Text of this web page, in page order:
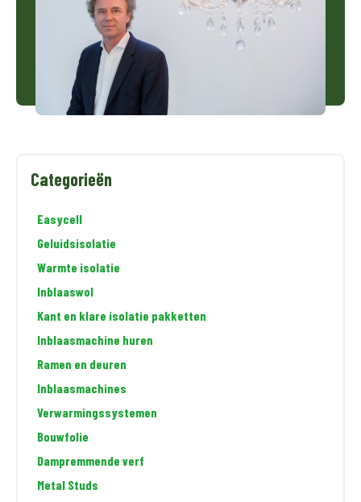
Categorieën
Easycell
Geluidsisolatie
Warmte isolatie
Inblaaswol
Kant en klare isolatie pakketten
Inblaasmachine huren
Ramen en deuren
Inblaasmachines
Verwarmingssystemen
Bouwfolie
Dampremmende verf
Metal Studs